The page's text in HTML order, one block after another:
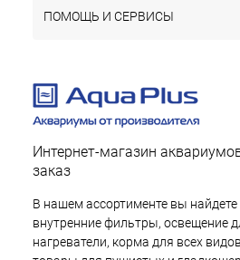
ПОМОЩЬ И СЕРВИСЫ
Интернет-магазин
заказ
В нашем ассортименте вы найдете
внутренние фильтры, освещение
нагреватели, корма для всех